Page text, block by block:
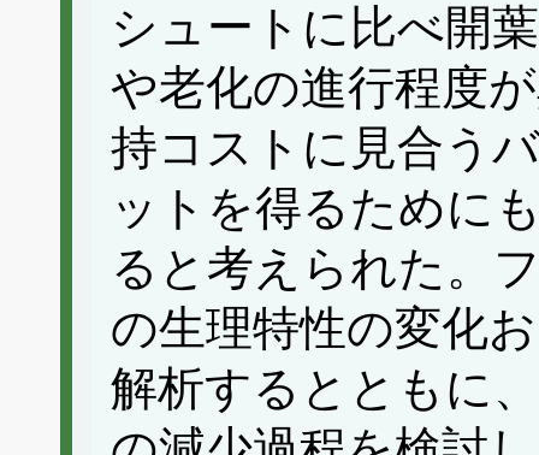
シュートに比べ開
や老化の進行程度
持コストに見合う
ットを得るために
ると考えられた。
の生理特性の変化
解析するとともに